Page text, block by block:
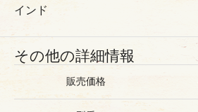
インド
その他の詳細情報
販売価格